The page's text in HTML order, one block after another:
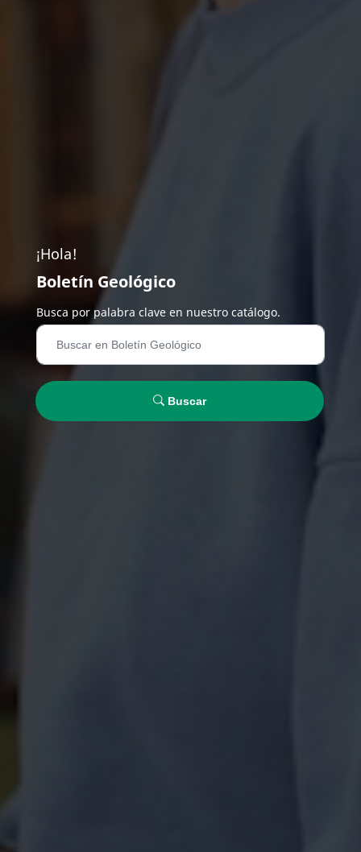
¡Hola!
Boletín Geológico
Busca por palabra clave en nuestro catálogo.
Buscar